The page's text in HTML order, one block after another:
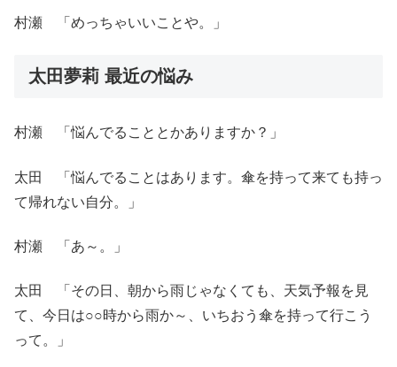
村瀬 「めっちゃいいことや。」
太田夢莉 最近の悩み
村瀬 「悩んでることとかありますか？」
太田 「悩んでることはあります。傘を持って来ても持っ
て帰れない自分。」
村瀬 「あ～。」
太田 「その日、朝から雨じゃなくても、天気予報を見
て、今日は○○時から雨か～、いちおう傘を持って行こう
って。」